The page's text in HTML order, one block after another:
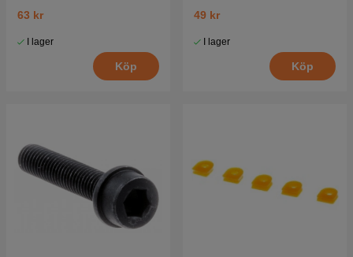
63 kr
I lager
Köp
49 kr
I lager
Köp